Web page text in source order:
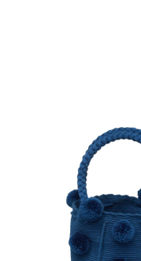
€